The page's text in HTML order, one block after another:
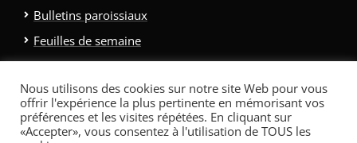
Bulletins paroissiaux
Feuilles de semaine
Galerie photo
Politique relative aux cookies
Politique de confidentialité
Contacts et Liens
Nous utilisons des cookies sur notre site Web pour vous
offrir l'expérience la plus pertinente en mémorisant vos
préférences et les visites répétées. En cliquant sur
«Accepter», vous consentez à l'utilisation de TOUS les